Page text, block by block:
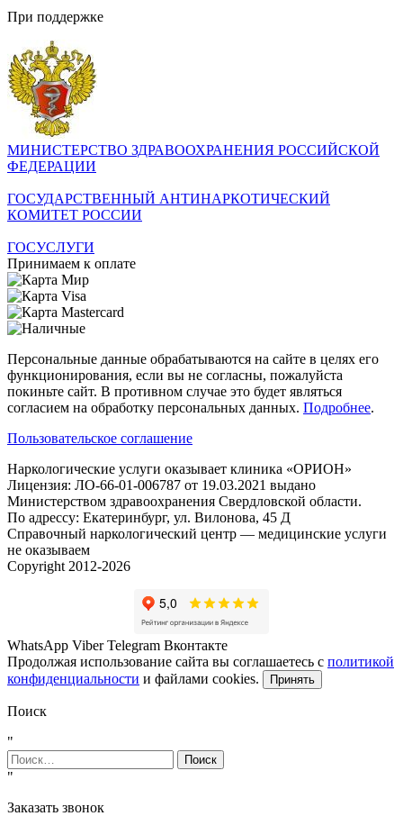
При поддержке
МИНИСТЕРСТВО ЗДРАВООХРАНЕНИЯ РОССИЙСКОЙ
ФЕДЕРАЦИИ
ГОСУДАРСТВЕННЫЙ АНТИНАРКОТИЧЕСКИЙ
КОМИТЕТ РОССИИ
ГОСУСЛУГИ
Принимаем к оплате
Персональные данные обрабатываются на сайте в целях его
функционирования, если вы не согласны, пожалуйста
покиньте сайт. В противном случае это будет являться
согласием на обработку персональных данных. Подробнее.
Пользовательское соглашение
Наркологические услуги оказывает клиника «ОРИОН»
Лицензия: ЛО-66-01-006787 от 19.03.2021 выдано
Министерством здравоохранения Свердловской области.
По адрессу: Екатеринбург, ул. Вилонова, 45 Д
Справочный наркологический центр — медицинские услуги
не оказываем
Copyright 2012-2026
WhatsApp Viber Telegram Вконтакте
Продолжая использование сайта вы соглашаетесь с политикой
конфиденциальности и файлами cookies. Принять
Поиск
"
Найти:
"
Заказать звонок